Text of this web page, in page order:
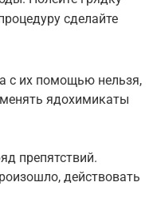
сделайте
с их помощью нельзя,
ядохимикаты
препятствий.
действовать